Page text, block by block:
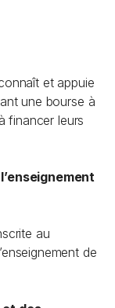
et appuie
une bourse à
financer leurs
au
de